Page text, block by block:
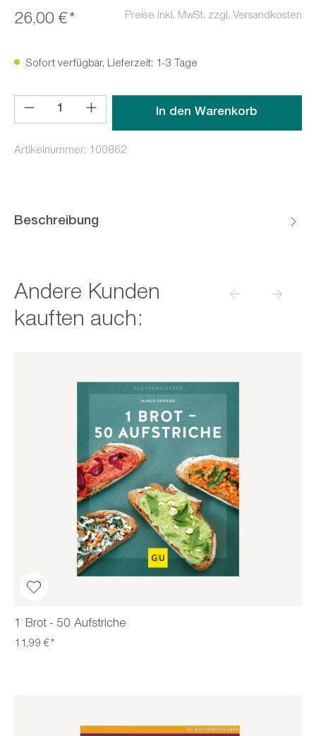
26,00 €* Preise inkl. MwSt. zzgl. Versandkosten
Sofort verfügbar, Lieferzeit: 1-3 Tage
Produkt Anzahl: Gib den gewünschten Wert ein oder
In den Warenkorb
Artikelnummer: 100862
Beschreibung
Produktgalerie überspringen
Andere Kunden
kauften auch:
1 Brot - 50 Aufstriche
11,99 €*